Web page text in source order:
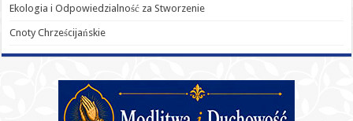
Ekologia i Odpowiedzialność za Stworzenie
Cnoty Chrześcijańskie